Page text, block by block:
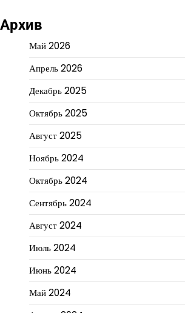
Архив
Май 2026
Апрель 2026
Декабрь 2025
Октябрь 2025
Август 2025
Ноябрь 2024
Октябрь 2024
Сентябрь 2024
Август 2024
Июль 2024
Июнь 2024
Май 2024